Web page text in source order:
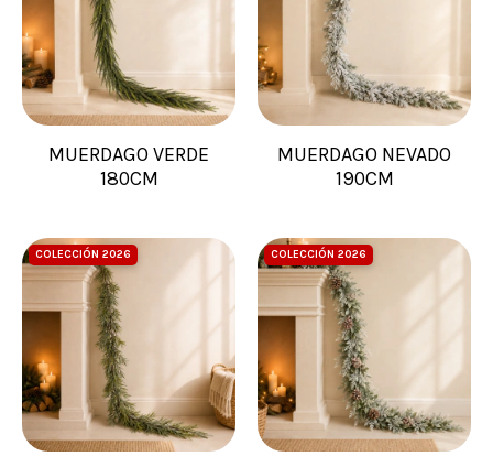
MUERDAGO VERDE
180CM
MUERDAGO NEVADO
190CM
COLECCIÓN 2026 COLECCIÓN 2026